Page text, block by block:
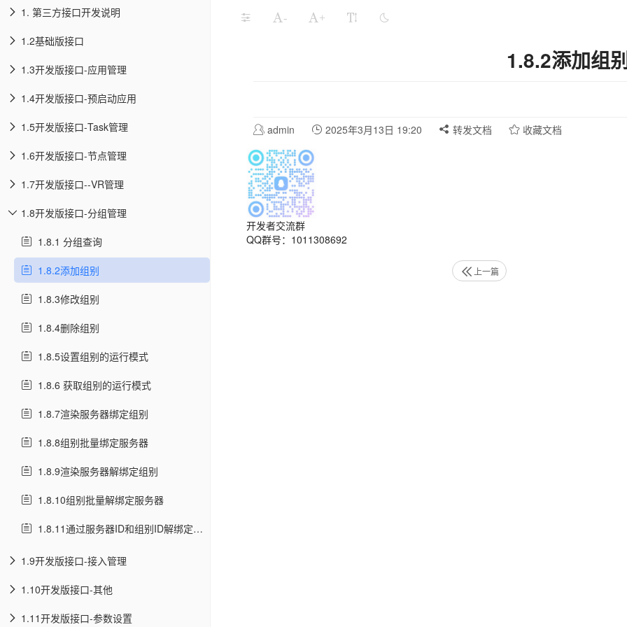
1. 第三方接口开发说明
1.2基础版接口
1.3开发版接口-应用管理
1.4开发版接口-预启动应用
1.5开发版接口-Task管理
1.6开发版接口-节点管理
1.7开发版接口--VR管理
1.8开发版接口-分组管理
1.8.1 分组查询
1.8.2添加组别
1.8.3修改组别
1.8.4删除组别
1.8.5设置组别的运行模式
1.8.6 获取组别的运行模式
1.8.7渲染服务器绑定组别
1.8.8组别批量绑定服务器
1.8.9渲染服务器解绑定组别
1.8.10组别批量解绑定服务器
1.8.11通过服务器ID和组别ID解绑定渲染服务器组别
1.9开发版接口-接入管理
1.10开发版接口-其他
1.11开发版接口-参数设置
- +
1.8.2添加组
admin 2025年3月13日 19:20 转发文档 收藏文档
开发者交流群
QQ群号：1011308692
上一篇